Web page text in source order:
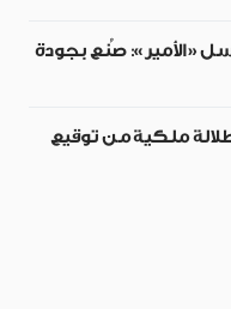
«الأمير»: صُنع بجودة
ملكية من توقيع